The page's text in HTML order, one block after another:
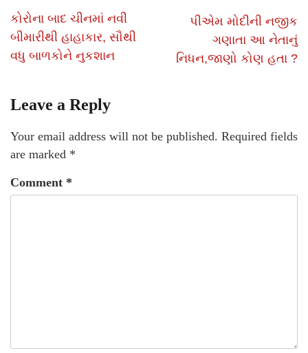
કોરોના બાદ ચીનમાં નવી
બીમારીથી હાહાકાર, સૌથી
વધુ બાળકોને નુકશાન
પીએમ મોદીની નજીક
ગણાતા આ નેતાનું
નિધન,જાણો કોણ હતા ?
Leave a Reply
Your email address will not be published. Required fields
are marked *
Comment *